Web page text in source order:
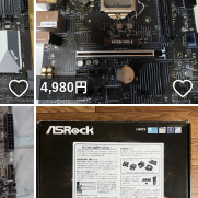
いいね！
4,980円